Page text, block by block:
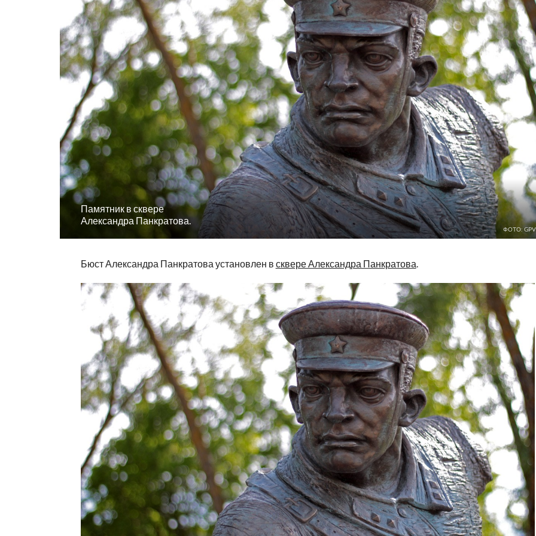
Памятник в сквере
Александра Панкратова.
ФОТО:
Бюст Александра Панкратова установлен в сквере Александра Панкратова